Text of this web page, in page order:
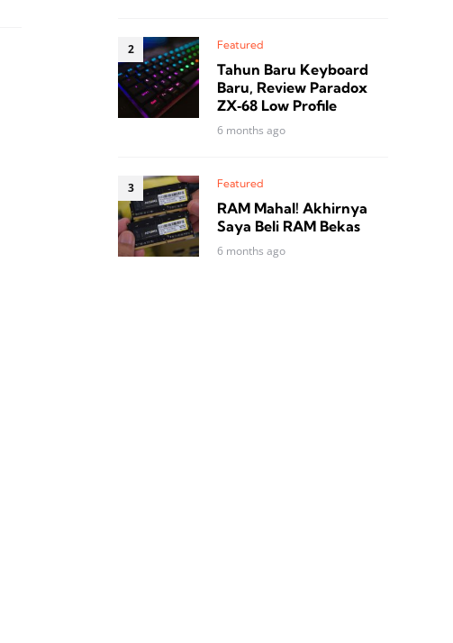
Featured
Tahun Baru Keyboard
Baru, Review Paradox
ZX‑68 Low Profile
6 months ago
Featured
RAM Mahal! Akhirnya
Saya Beli RAM Bekas
6 months ago